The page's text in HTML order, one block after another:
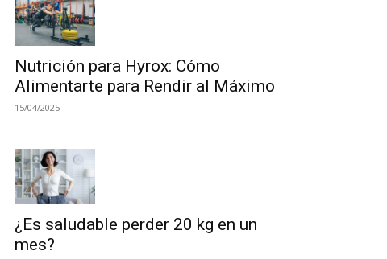
Nutrición para Hyrox: Cómo
Alimentarte para Rendir al Máximo
15/04/2025
¿Es saludable perder 20 kg en un
mes?